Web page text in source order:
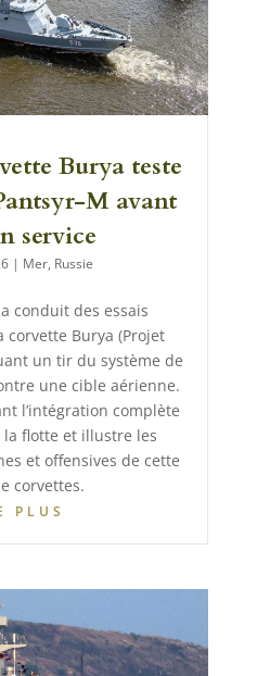
Burya teste
M avant
service
| Mer, Russie
conduit des essais
Burya (Projet
un tir du système de
une cible aérienne.
l’intégration complète
flotte et illustre les
et offensives de cette
corvettes.
PLUS